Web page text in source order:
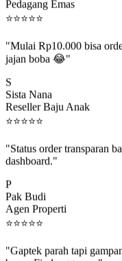
⭐⭐⭐⭐⭐
jajan boba 😂"
Sista Nana
Reseller Baju Anak
⭐⭐⭐⭐⭐
dashboard."
Pak Budi
Agen Properti
⭐⭐⭐⭐⭐
beres. Fix langganan."